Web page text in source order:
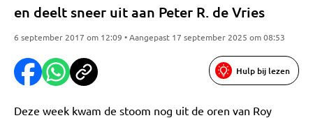
en deelt sneer uit aan Peter R. de Vries
6 september 2017 om 12:09 • Aangepast 17 september 2025 om 08:53
Hulp bij lezen
Deze week kwam de stoom nog uit de oren van Roy